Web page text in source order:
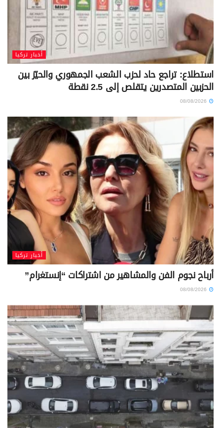
أخبار تركيا
استطلاع: تراجع حاد لحزب الشعب الجمهوري والحيّز بين
الحزبين المتصدرين يتقلص إلى 2.5 نقطة
أخبار تركيا
أرباح نجوم الفن والمشاهير من اشتراكات “إنستغرام”